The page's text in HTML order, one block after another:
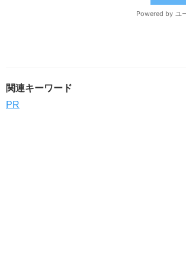
関連キーワード
PR